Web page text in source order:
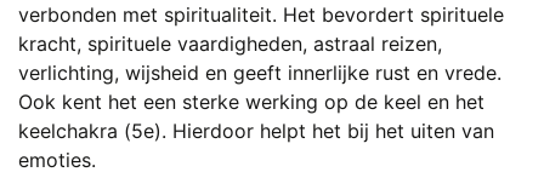
verbonden met spiritualiteit. Het bevordert spirituele
kracht, spirituele vaardigheden, astraal reizen,
verlichting, wijsheid en geeft innerlijke rust en vrede.
Ook kent het een sterke werking op de keel en het
keelchakra (5e). Hierdoor helpt het bij het uiten van
emoties.